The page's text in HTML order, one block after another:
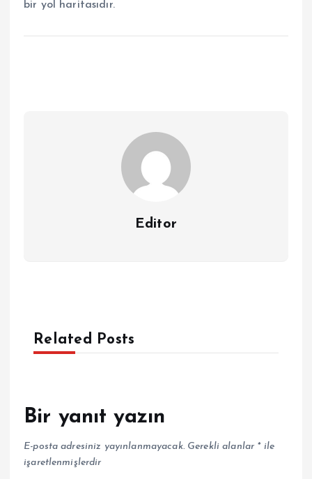
bir yol haritasıdır.
Editor
Related Posts
Bir yanıt yazın
E-posta adresiniz yayınlanmayacak. Gerekli alanlar *ile
işaretlenmişlerdir